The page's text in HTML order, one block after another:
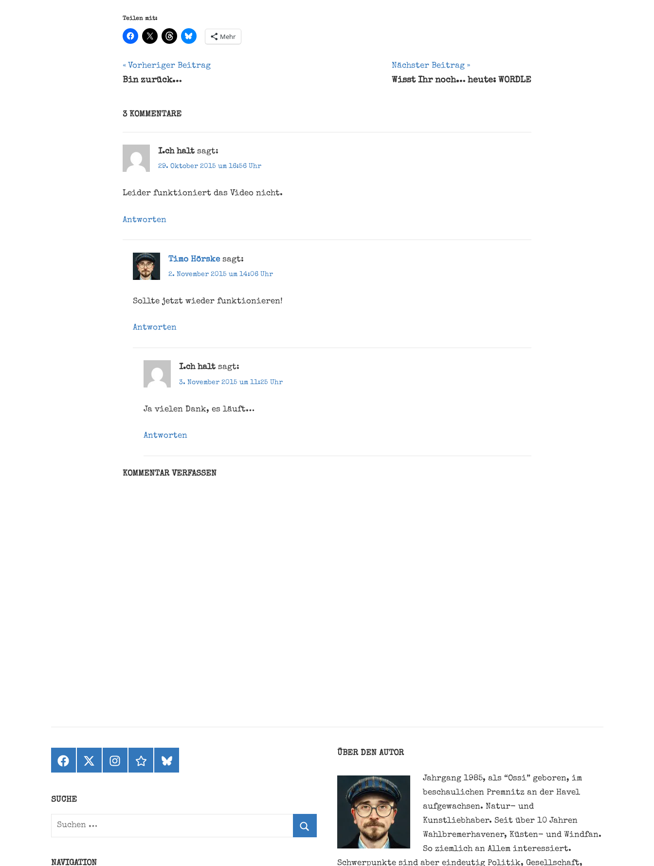
Teilen mit:
Mehr
Fiete
Dröscher
Beitragsnavigation
Vorheriger Beitrag
Bin zurück…
Nächster Beitrag
Wisst Ihr noch… heute: WORDLE
3 KOMMENTARE
I.ch halt sagt:
29. Oktober 2015 um 16:56 Uhr
Leider funktioniert das Video nicht.
Antworten
Timo Hörske sagt:
2. November 2015 um 14:06 Uhr
Sollte jetzt wieder funktionieren!
Antworten
I.ch halt sagt:
3. November 2015 um 11:25 Uhr
Ja vielen Dank, es läuft…
Antworten
KOMMENTAR VERFASSEN
Facebook
X
(ehemals
Instagramthreadsbluesky
SUCHE
Suchen
NAVIGATION
ÜBER DEN AUTOR
Jahrgang 1985, als “Ossi” geboren, im
beschaulichen Premnitz an der Havel
aufgewachsen. Natur- und
Kunstliebhaber. Seit über 10 Jahren
Wahlbremerhavener, Küsten- und Windfan.
So ziemlich an Allem interessiert.
Schwerpunkte sind aber eindeutig Politik, Gesellschaft,